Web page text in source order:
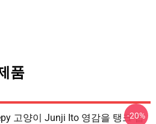
품
고양이 Junji Ito 영감을 탱크 탑
-20%